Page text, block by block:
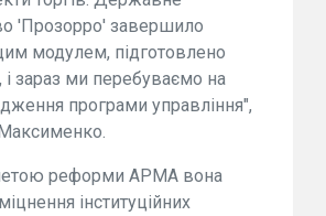
'Прозорро' завершило
модулем, підготовлено
зараз ми перебуваємо на
програми управління",
реформи АРМА вона
інституційних